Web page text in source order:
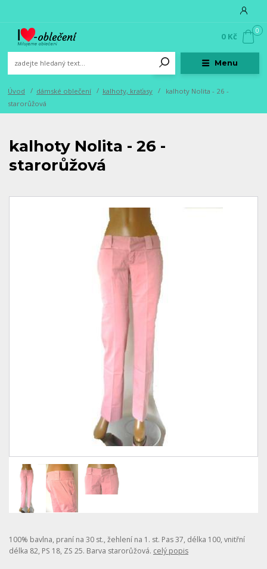
Menu
0
0 Kč
Úvod dámské oblečení kalhoty, kraťasy
kalhoty Nolita - 26 -
starorůžová
kalhoty Nolita - 26 -
starorůžová
100% bavlna, praní na 30 st., žehlení na 1. st. Pas 37, délka 100, vnitřní
délka 82, PS 18, ZS 25. Barva starorůžová. celý popis